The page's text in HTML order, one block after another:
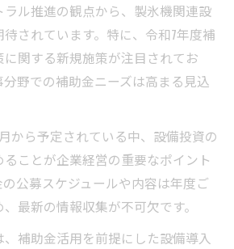
ル推進の観点から、製氷機関連設
されています。特に、令和7年度補
関する新規施策が注目されてお
野での補助金ニーズは高まる見込
から予定されている中、設備投資の
ことが企業経営の重要なポイント
公募スケジュールや内容は年度ご
最新の情報収集が不可欠です。
補助金活用を前提にした設備導入